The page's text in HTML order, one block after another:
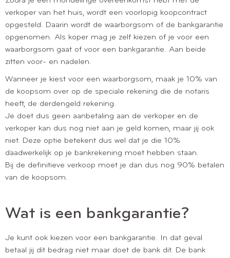
verkoper van het huis, wordt een voorlopig koopcontract
opgesteld. Daarin wordt de waarborgsom of de bankgarantie
opgenomen. Als koper mag je zelf kiezen of je voor een
waarborgsom gaat of voor een bankgarantie. Aan beide
zitten voor- en nadelen.
Wanneer je kiest voor een waarborgsom, maak je 10% van
de koopsom over op de speciale rekening die de notaris
heeft, de derdengeld rekening.
Je doet dus geen aanbetaling aan de verkoper en de
verkoper kan dus nog niet aan je geld komen, maar jij ook
niet. Deze optie betekent dus wel dat je die 10%
daadwerkelijk op je bankrekening moet hebben staan.
Bij de definitieve verkoop moet je dan dus nog 90% betalen
van de koopsom.
Wat is een bankgarantie?
Je kunt ook kiezen voor een bankgarantie. In dat geval
betaal jij dit bedrag niet maar doet de bank dit. De bank